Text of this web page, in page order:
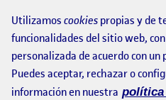
3 – Etnografía para el Diseño
Publicado por
Publicado por
Elena Martínez Palomares
Visibilidad:
Pública Fecha de publicación
22 abril,
Utilizamos cookies propias y de
funcionalidades del sitio web,
personalizada de acuerdo con
Puedes aceptar, rechazar o
información en nuestra política